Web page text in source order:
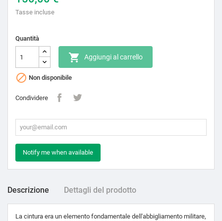
Tasse incluse
Quantità
 Aggiungi al carrello
 Non disponibile
Condividere
Notify me when available
Descrizione Dettagli del prodotto
La cintura era un elemento fondamentale dell'abbigliamento militare,